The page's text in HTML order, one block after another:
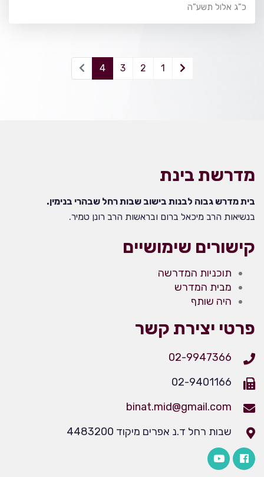
כ"ג אלול תשע"ה
1
2
3
4
מדרשת בינת
בית מדרש גבוה לבנות בישוב שבות רחל שבהרי בנימין.
בנשיאות הרב מיכאל ברום ובראשות הרב רונן טמיר.
קישורים שימושיים
תוכניות המדרשה
מבית המדרש
היה שותף
פרטי יצירת קשר
02-9947366
02-9401166
binat.mid@gmail.com
שבות רחל ד.נ אפרים מיקוד 4483200